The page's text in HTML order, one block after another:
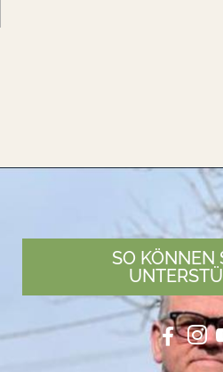
SO KÖNNEN